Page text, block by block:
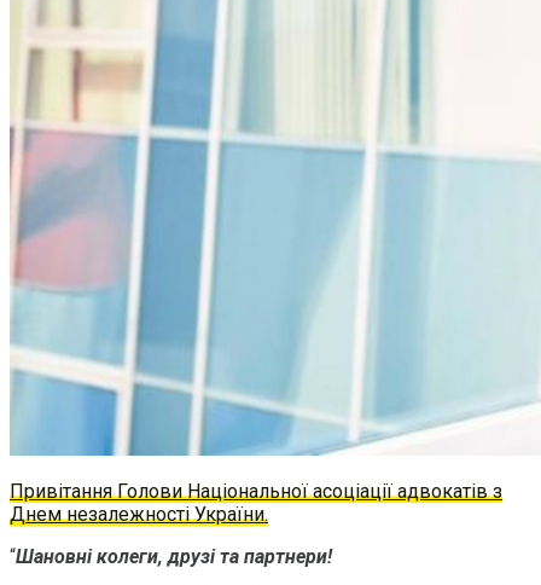
Привітання Голови Національної асоціації адвокатів з
Днем незалежності України.
“Шановні колеги, друзі та партнери!